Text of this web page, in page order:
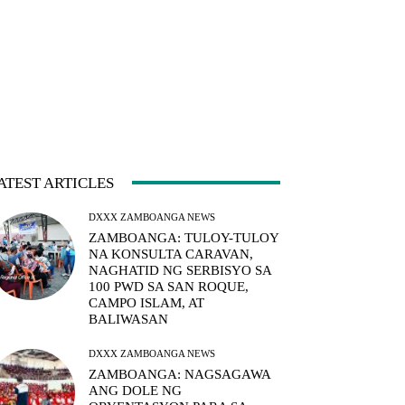
ARTICLES
DXXX ZAMBOANGA NEWS
ZAMBOANGA: TULOY-TULOY
NA KONSULTA CARAVAN,
NAGHATID NG SERBISYO SA
100 PWD SA SAN ROQUE,
CAMPO ISLAM, AT
BALIWASAN
DXXX ZAMBOANGA NEWS
ZAMBOANGA: NAGSAGAWA
ANG DOLE NG